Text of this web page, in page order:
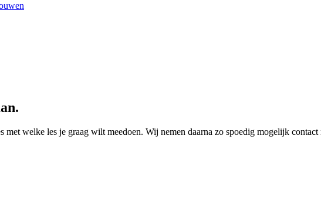
welke les je graag wilt meedoen. Wij nemen daarna zo spoedig mogelijk